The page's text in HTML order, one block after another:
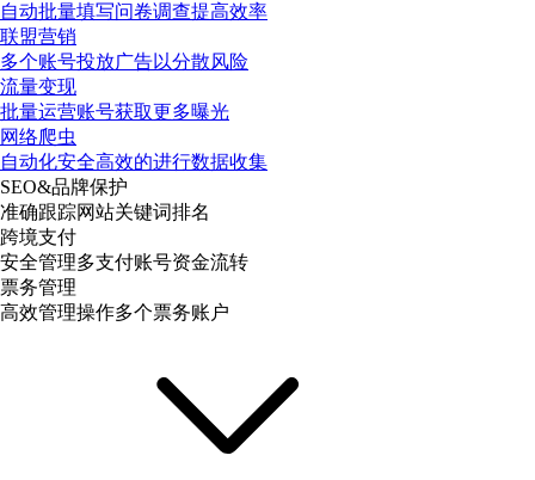
自动批量填写问卷调查提高效率
联盟营销
多个账号投放广告以分散风险
流量变现
批量运营账号获取更多曝光
网络爬虫
自动化安全高效的进行数据收集
SEO&品牌保护
准确跟踪网站关键词排名
跨境支付
安全管理多支付账号资金流转
票务管理
高效管理操作多个票务账户